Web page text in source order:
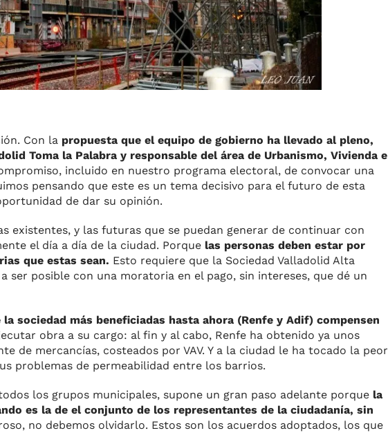
Con la propuesta que el equipo de gobierno ha llevado al pleno,
Toma la Palabra y responsable del área de Urbanismo, Vivienda e
incluido en nuestro programa electoral, de convocar una
pensando que este es un tema decisivo para el futuro de esta
de dar su opinión.
existentes, y las futuras que se puedan generar de continuar con
el día a día de la ciudad. Porque las personas deben estar por
que estas sean. Esto requiere que la Sociedad Valladolid Alta
ser posible con una moratoria en el pago, sin intereses, que dé un
la sociedad más beneficiadas hasta ahora (Renfe y Adif) compensen
obra a su cargo: al fin y al cabo, Renfe ha obtenido ya unos
de mercancías, costeados por VAV. Y a la ciudad le ha tocado la peor
problemas de permeabilidad entre los barrios.
los grupos municipales, supone un gran paso adelante porque la
es la de el conjunto de los representantes de la ciudadanía, sin
no debemos olvidarlo. Estos son los acuerdos adoptados, los que